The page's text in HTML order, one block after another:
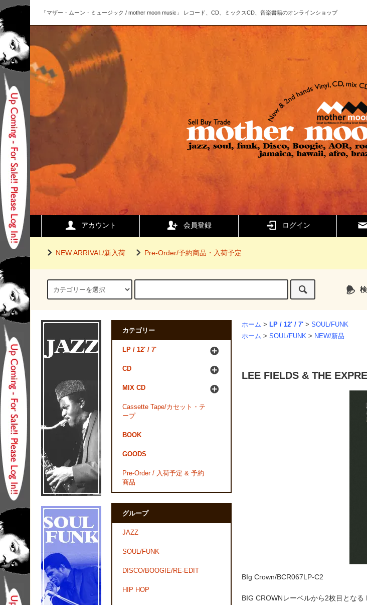
「マザー・ムーン・ミュージック / mother moon music」 レコード、CD、ミックスCD、音楽書籍のオンラインショップ
アカウント 会員登録 ログイン
NEW ARRIVAL/新入荷 Pre-Order/予約商品・入荷予定
ホーム > LP / 12' / 7' > SOUL/FUNK
ホーム > SOUL/FUNK > NEW/新品
LEE FIELDS & THE
BIg Crown/BCR067LP-C2
BIG CROWNレーベルから2枚目となる
カテゴリー
LP / 12' / 7'
CD
MIX CD
Cassette Tape/カセット・テ
ープ
BOOK
GOODS
Pre-Order / 入荷予定 & 予約
商品
グループ
JAZZ
SOUL/FUNK
DISCO/BOOGIE/RE-EDIT
HIP HOP